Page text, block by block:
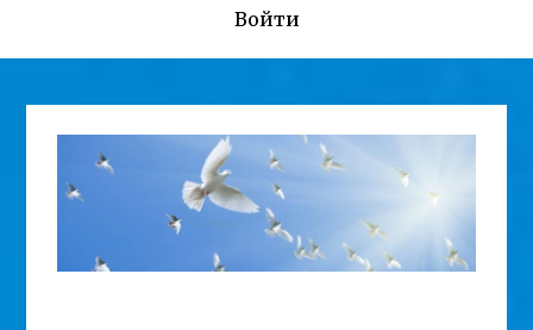
Войти